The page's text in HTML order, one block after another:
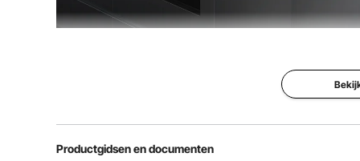
hoogwaardig RVS. Het is de perfecte keuze voor
Productgidsen en documenten